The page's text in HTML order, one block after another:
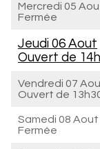
Mercredi 05
Fermée
Jeudi 06 Aout
Ouvert de
Vendredi 07
Ouvert de
Samedi 08 Aout
Fermée